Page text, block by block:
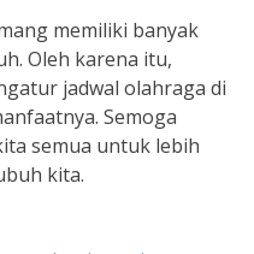
memiliki banyak
Oleh karena itu,
jadwal olahraga di
Semoga
semua untuk lebih
kita.